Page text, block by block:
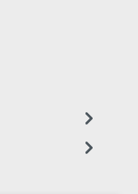
sprawia, że Rust